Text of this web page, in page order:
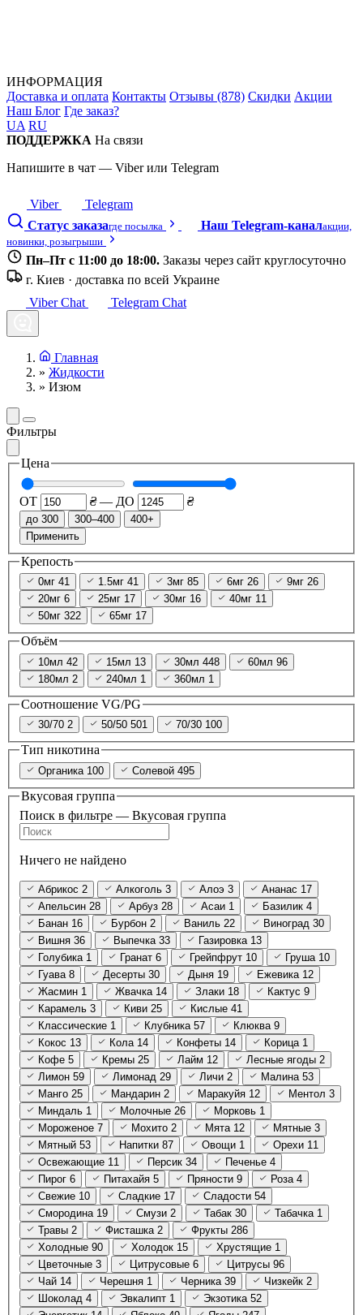
ИНФОРМАЦИЯ
Доставка и оплата Контакты Отзывы (878) Скидки Акции
Наш Блог Где заказ?
UA RU
ПОДДЕРЖКА На связи
Напишите в чат — Viber или Telegram
Viber
Telegram
Статус заказагде посылка Наш Telegram-каналакции,
новинки, розыгрыши
Пн–Пт с 11:00 до 18:00. Заказы через сайт круглосуточно
г. Киев · доставка по всей Украине
Viber Chat
Telegram Chat
Главная
» Жидкости
» Изюм
Фильтры
Цена
ОТ ₴ — ДО ₴
до 300 300–400
400+
Применить
Крепость
0мг 41 1.5мг 41 3мг 85 6мг 26 9мг 26
20мг 6 25мг 17 30мг 16 40мг 11
50мг 322 65мг 17
Объём
10мл 42 15мл 13 30мл 448 60мл 96
180мл 2 240мл 1 360мл 1
Соотношение VG/PG
30/70 2 50/50 501 70/30 100
Тип никотина
Органика 100 Солевой 495
Вкусовая группа
Поиск в фильтре — Вкусовая группа
Ничего не найдено
Абрикос 2 Алкоголь 3 Алоэ 3 Ананас 17
Апельсин 28 Арбуз 28 Асаи 1 Базилик 4
Банан 16 Бурбон 2 Ваниль 22 Виноград 30
Вишня 36 Выпечка 33 Газировка 13
Голубика 1 Гранат 6 Грейпфрут 10 Груша 10
Гуава 8 Десерты 30 Дыня 19 Ежевика 12
Жасмин 1 Жвачка 14 Злаки 18 Кактус 9
Карамель 3 Киви 25 Кислые 41
Классические 1 Клубника 57 Клюква 9
Кокос 13 Кола 14 Конфеты 14 Корица 1
Кофе 5 Кремы 25 Лайм 12 Лесные ягоды 2
Лимон 59 Лимонад 29 Личи 2 Малина 53
Манго 25 Мандарин 2 Маракуйя 12 Ментол 3
Миндаль 1 Молочные 26 Морковь 1
Мороженое 7 Мохито 2 Мята 12 Мятные 3
Мятный 53 Напитки 87 Овощи 1 Орехи 11
Освежающие 11 Персик 34 Печенье 4
Пирог 6 Питахайя 5 Пряности 9 Роза 4
Свежие 10 Сладкие 17 Сладости 54
Смородина 19 Смузи 2 Табак 30 Табачка 1
Травы 2 Фисташка 2 Фрукты 286
Холодные 90 Холодок 15 Хрустящие 1
Цветочные 3 Цитрусовые 6 Цитрусы 96
Чай 14 Черешня 1 Черника 39 Чизкейк 2
Шоколад 4 Эвкалипт 1 Экзотика 52